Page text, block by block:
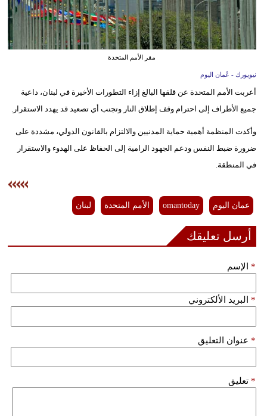
إعلام
تعليم
علوم
وتكنولوجيا
بيئة
أبراج
مقر الأمم المتحدة
نيويورك - عُمان اليوم
أعربت الأمم المتحدة عن قلقها البالغ إزاء التطورات الأخيرة في لبنان، داعية
جميع الأطراف إلى احترام وقف إطلاق النار وتجنب أي تصعيد قد يهدد الاستقرار.
وأكدت المنظمة أهمية حماية المدنيين والالتزام بالقانون الدولي، مشددة على
ضرورة ضبط النفس ودعم الجهود الرامية إلى الحفاظ على الهدوء والاستقرار
في المنطقة.
عمان اليوم omantoday الأمم المتحدة لبنان
أرسل تعليقك
الإسم *
البريد الألكتروني *
عنوان التعليق *
تعليق *